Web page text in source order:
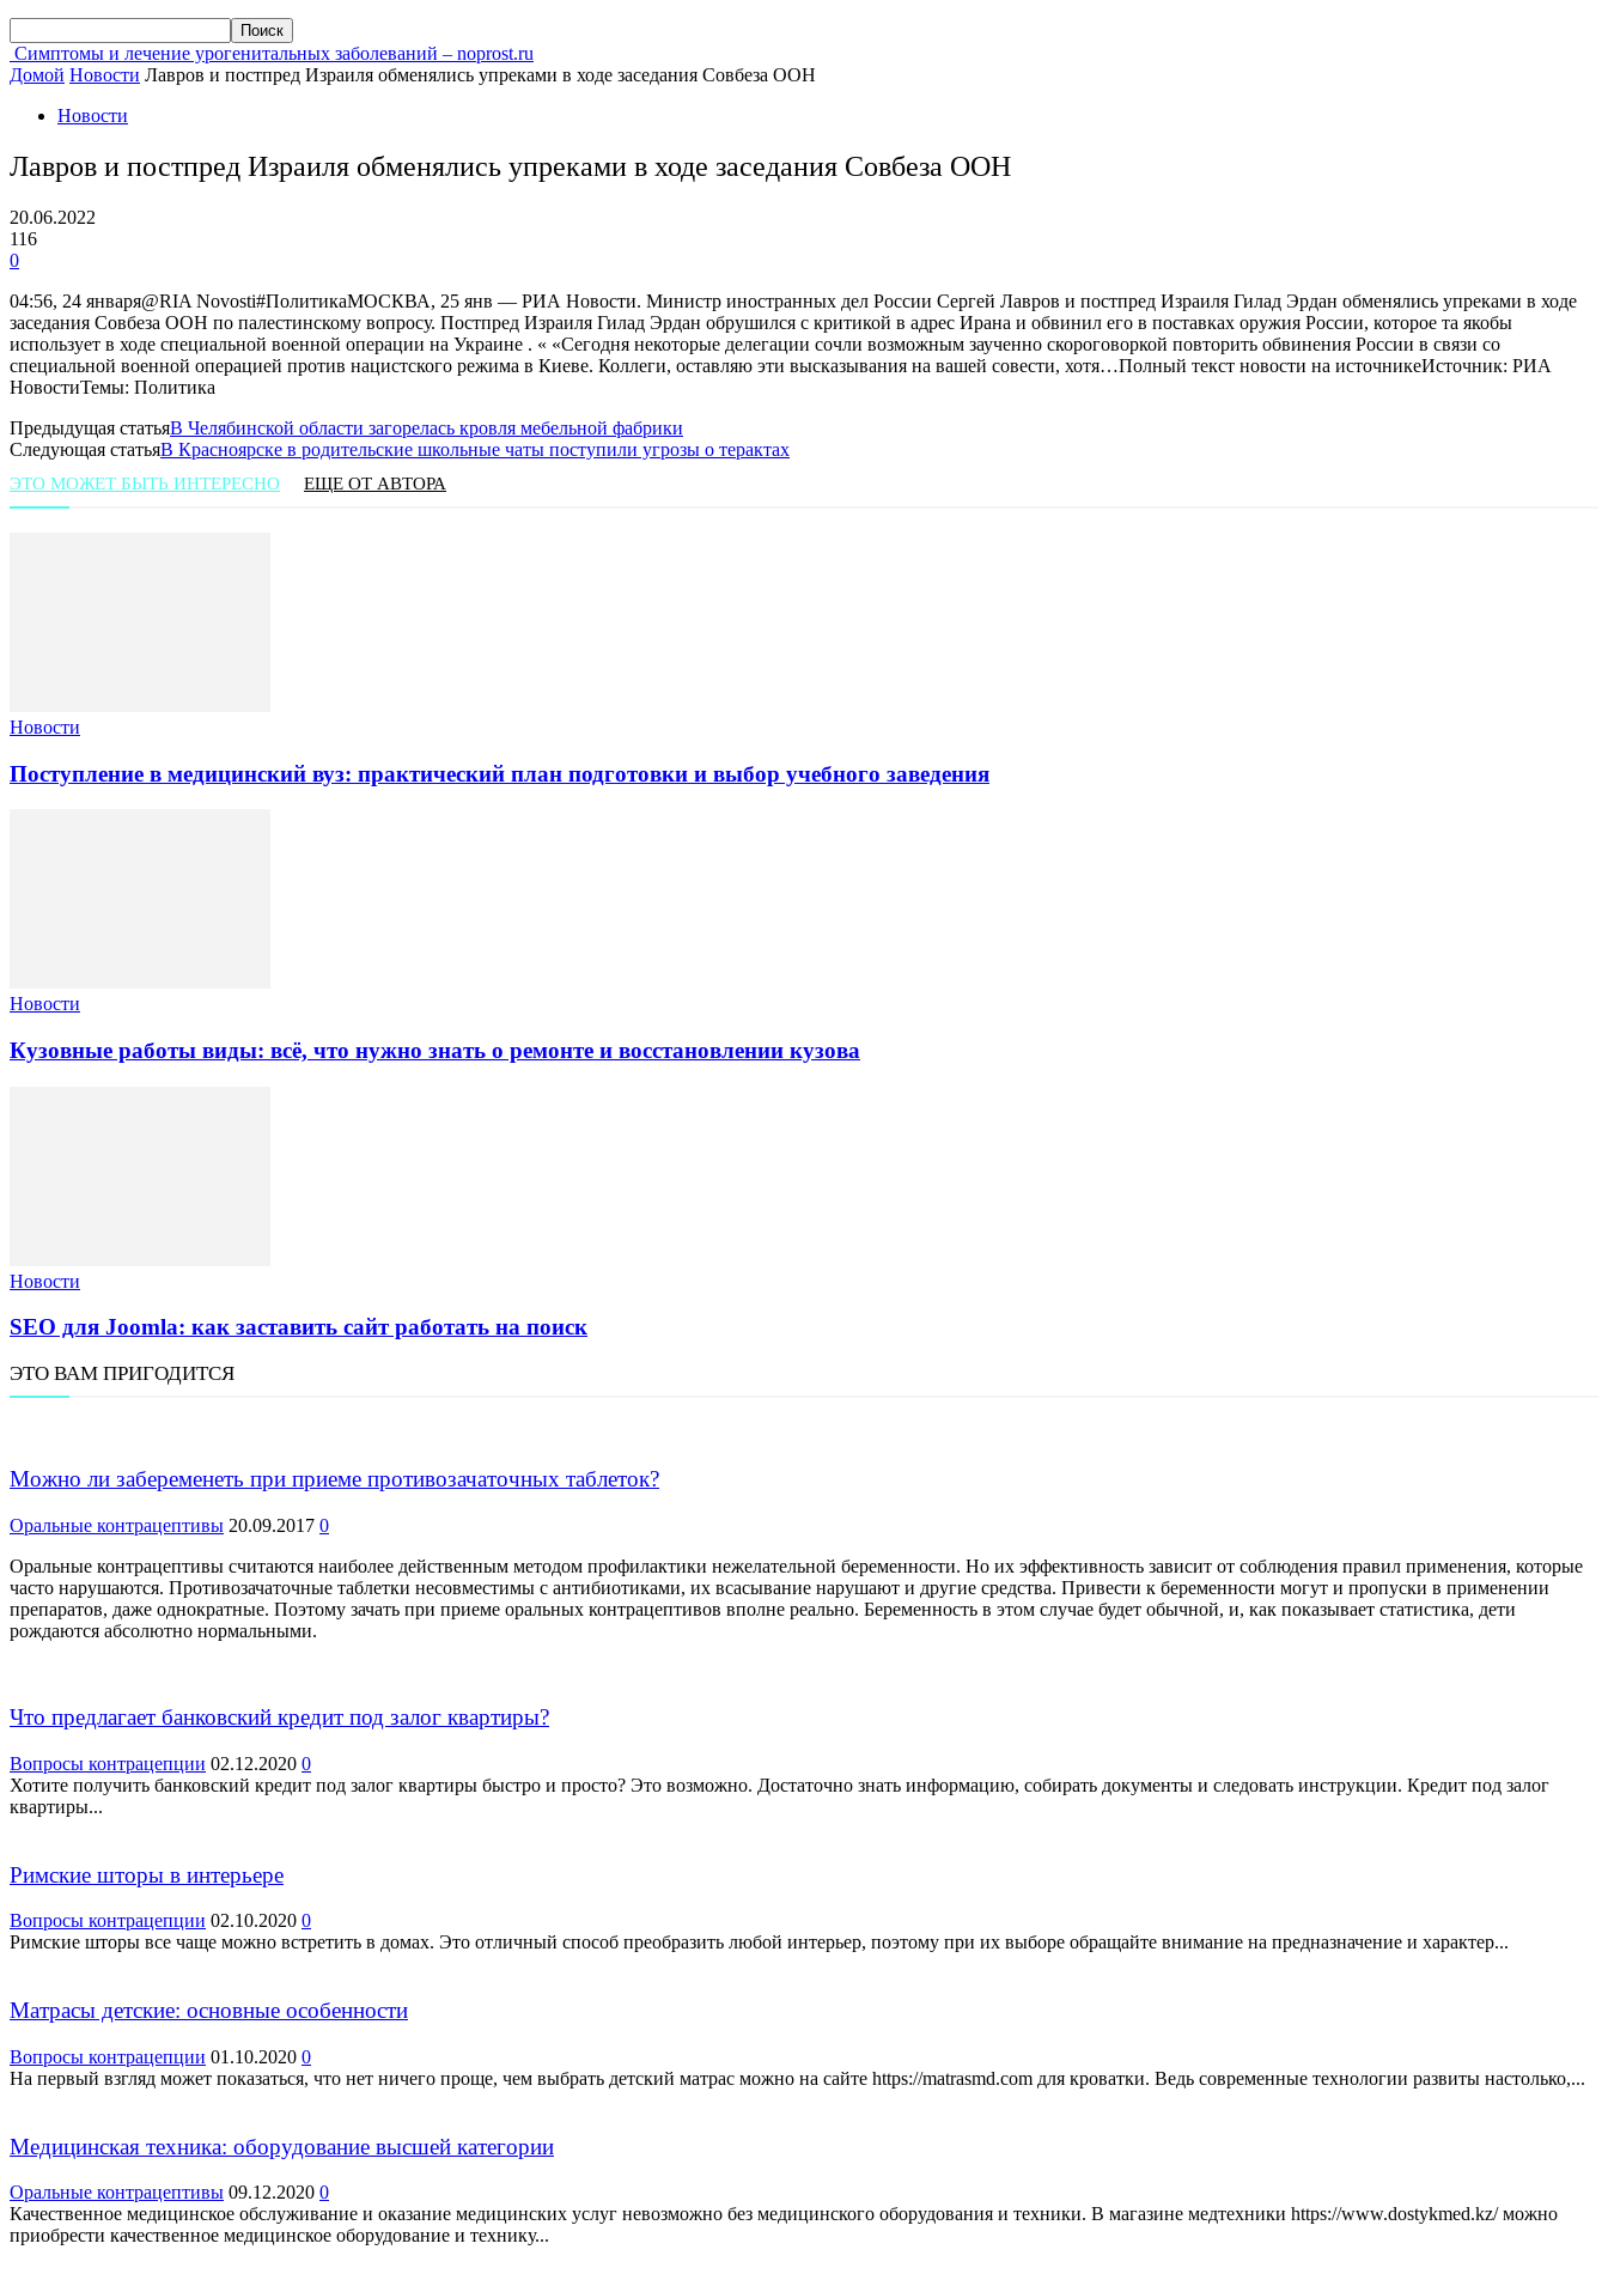
Симптомы и лечение урогенитальных заболеваний – noprost.ru
Домой Новости Лавров и постпред Израиля обменялись упреками в ходе заседания Совбеза ООН
Новости
Лавров и постпред Израиля обменялись упреками в ходе заседания Совбеза ООН
20.06.2022
116
0
04:56, 24 января@RIA Novosti#ПолитикаМОСКВА, 25 янв — РИА Новости. Министр иностранных дел России Сергей Лавров и постпред Израиля Гилад Эрдан обменялись упреками в ходе
заседания Совбеза ООН по палестинскому вопросу. Постпред Израиля Гилад Эрдан обрушился с критикой в адрес Ирана и обвинил его в поставках оружия России, которое та якобы
использует в ходе специальной военной операции на Украине . « «Сегодня некоторые делегации сочли возможным заученно скороговоркой повторить обвинения России в связи со
специальной военной операцией против нацистского режима в Киеве. Коллеги, оставляю эти высказывания на вашей совести, хотя…Полный текст новости на источникеИсточник: РИА
НовостиТемы: Политика
Предыдущая статьяВ Челябинской области загорелась кровля мебельной фабрики
Следующая статьяВ Красноярске в родительские школьные чаты поступили угрозы о терактах
ЭТО МОЖЕТ БЫТЬ ИНТЕРЕСНО ЕЩЕ ОТ АВТОРА
Новости
Поступление в медицинский вуз: практический план подготовки и выбор учебного заведения
Новости
Кузовные работы виды: всё, что нужно знать о ремонте и восстановлении кузова
Новости
SEO для Joomla: как заставить сайт работать на поиск
ЭТО ВАМ ПРИГОДИТСЯ
Можно ли забеременеть при приеме противозачаточных таблеток?
Оральные контрацептивы 20.09.2017 0
Оральные контрацептивы считаются наиболее действенным методом профилактики нежелательной беременности. Но их эффективность зависит от соблюдения правил применения, которые
часто нарушаются. Противозачаточные таблетки несовместимы с антибиотиками, их всасывание нарушают и другие средства. Привести к беременности могут и пропуски в применении
препаратов, даже однократные. Поэтому зачать при приеме оральных контрацептивов вполне реально. Беременность в этом случае будет обычной, и, как показывает статистика, дети
рождаются абсолютно нормальными.
Что предлагает банковский кредит под залог квартиры?
Вопросы контрацепции 02.12.2020 0
Хотите получить банковский кредит под залог квартиры быстро и просто? Это возможно. Достаточно знать информацию, собирать документы и следовать инструкции. Кредит под залог
квартиры...
Римские шторы в интерьере
Вопросы контрацепции 02.10.2020 0
Римские шторы все чаще можно встретить в домах. Это отличный способ преобразить любой интерьер, поэтому при их выборе обращайте внимание на предназначение и характер...
Матрасы детские: основные особенности
Вопросы контрацепции 01.10.2020 0
На первый взгляд может показаться, что нет ничего проще, чем выбрать детский матрас можно на сайте https://matrasmd.com для кроватки. Ведь современные технологии развиты настолько,...
Медицинская техника: оборудование высшей категории
Оральные контрацептивы 09.12.2020 0
Качественное медицинское обслуживание и оказание медицинских услуг невозможно без медицинского оборудования и техники. В магазине медтехники https://www.dostykmed.kz/ можно
приобрести качественное медицинское оборудование и технику...